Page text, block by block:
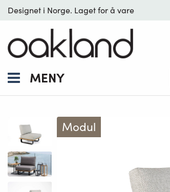
Designet i Norge. Laget for å vare
MENY
Modul